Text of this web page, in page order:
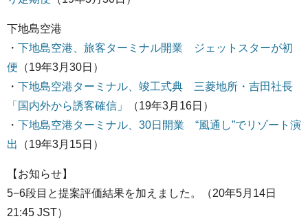
下地島空港
・ 下地島空港、旅客ターミナル開業 ジェットスターが初
便 （19年3月30日）
・ 下地島空港ターミナル、竣工式典 三菱地所・吉田社長
「国内外から誘客確信」
（19年3月16日）
・ 下地島空港ターミナル、30日開業 “風通し”でリゾート演
出
（19年3月15日）
【お知らせ】
5−6段目と提案評価結果を加えました。（20年5月14日
21:45 JST）